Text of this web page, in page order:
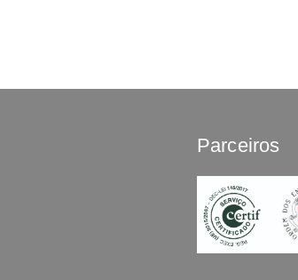
Parceiros